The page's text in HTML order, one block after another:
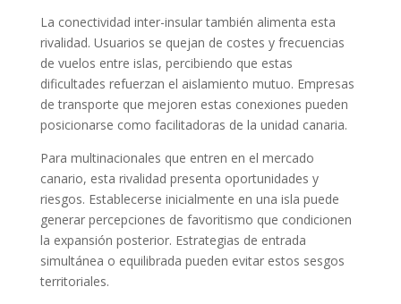
La conectividad inter-insular también alimenta esta
rivalidad. Usuarios se quejan de costes y frecuencias
de vuelos entre islas, percibiendo que estas
dificultades refuerzan el aislamiento mutuo. Empresas
de transporte que mejoren estas conexiones pueden
posicionarse como facilitadoras de la unidad canaria.
Para multinacionales que entren en el mercado
canario, esta rivalidad presenta oportunidades y
riesgos. Establecerse inicialmente en una isla puede
generar percepciones de favoritismo que condicionen
la expansión posterior. Estrategias de entrada
simultánea o equilibrada pueden evitar estos sesgos
territoriales.